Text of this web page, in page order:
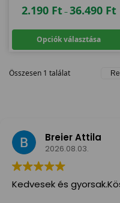
2.190 Ft – 36.490 Ft
Opciók választása
Összesen 1 találat
Breier Attila
2026.08.03.
Kedvesek és